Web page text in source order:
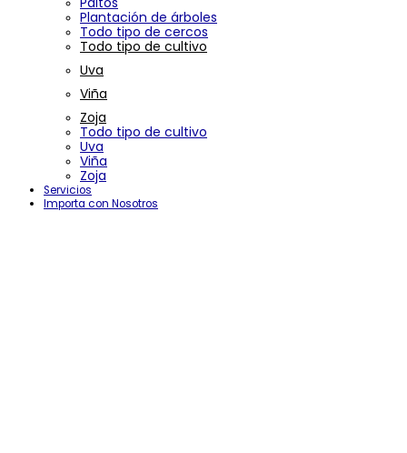
Plantación de árboles
Todo tipo de cercos
Todo tipo de cultivo
Uva
Viña
Zoja
Todo tipo de cultivo
Uva
Viña
Zoja
Servicios
Importa con Nosotros